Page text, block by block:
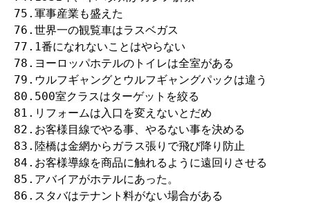
75.軍事産業も盛えた
76.世界一の観覧車はラスベガス
77.1番になれないことはやらない
78.ヨーロッパホテルのトイレは全室がある
79.ウルフギャングとウルフギャングパックは違う
80.500室クラスはターゲットを絞る
81.リフォームは入口を変えないとだめ
82.お客様目線でやる事、やるない事を決める
83.陸橋は金網からガラス張りで飛び降り防止
84.お客様導線を商品に触れるように遠回りさせる
85.アバイアがホテルにあった。
86.スタバはテナント料がない場合がある